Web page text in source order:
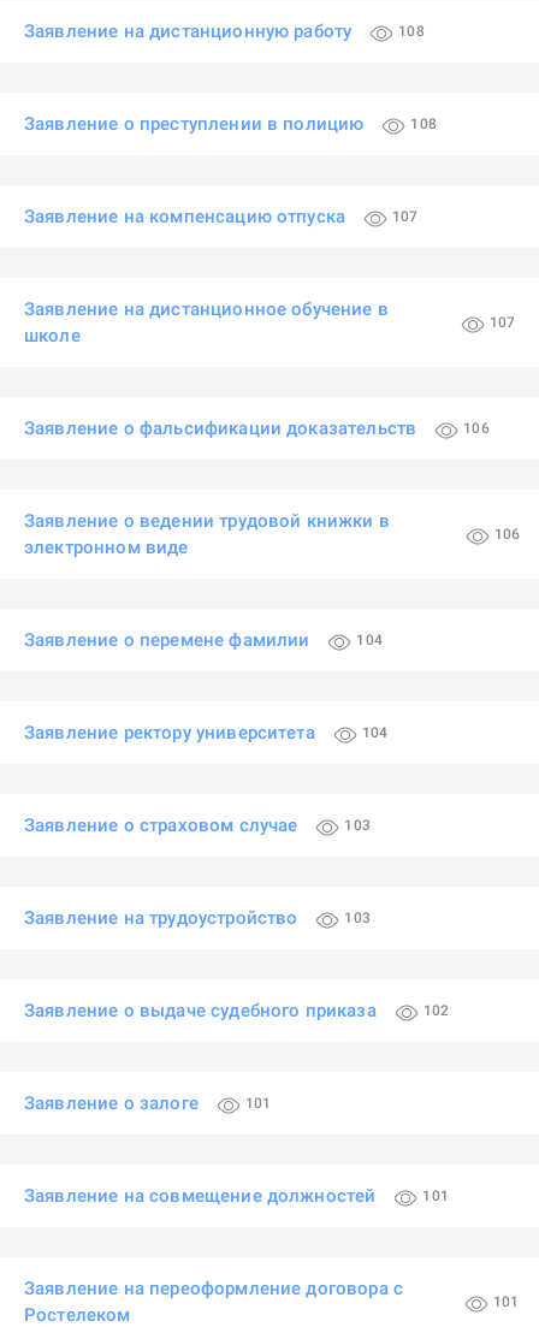
Заявление на дистанционную работу 108
Заявление о преступлении в полицию 108
Заявление на компенсацию отпуска 107
Заявление на дистанционное обучение в
школе
107
Заявление о фальсификации доказательств 106
Заявление о ведении трудовой книжки в
электронном виде
106
Заявление о перемене фамилии 104
Заявление ректору университета 104
Заявление о страховом случае 103
Заявление на трудоустройство 103
Заявление о выдаче судебного приказа 102
Заявление о залоге 101
Заявление на совмещение должностей 101
Заявление на переоформление договора с
Ростелеком
101